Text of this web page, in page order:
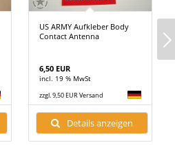
US ARMY Aufkleber Body
Contact Antenna
6,50 EUR
incl. 19 % MwSt
zzgl. 9,50 EUR Versand
Details anzeigen